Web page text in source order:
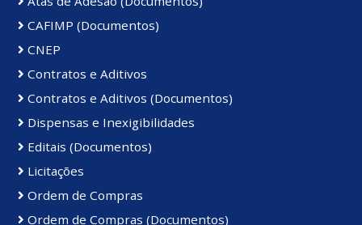
CAFIMP (Documentos)
CNEP
Contratos e Aditivos
Contratos e Aditivos (Documentos)
Dispensas e Inexigibilidades
Editais (Documentos)
Licitações
Ordem de Compras
Ordem de Compras (Documentos)